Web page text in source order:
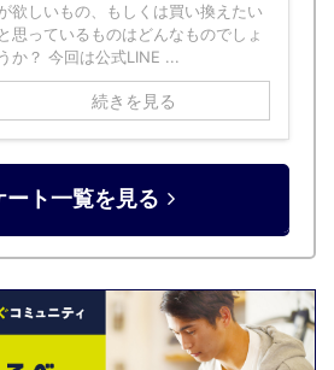
欲しいもの、もしくは買い換えたい
と思っているものはどんなものでしょ
うか？ 今回は公式LINE ...
続きを見る
ート一覧を見る